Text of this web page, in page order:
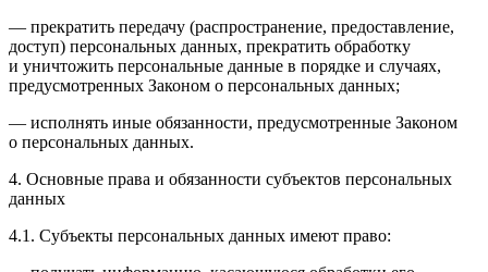
— прекратить передачу (распространение, предоставление,
доступ) персональных данных, прекратить обработку
и уничтожить персональные данные в порядке и случаях,
предусмотренных Законом о персональных данных;
— исполнять иные обязанности, предусмотренные Законом
о персональных данных.
4. Основные права и обязанности субъектов персональных
данных
4.1. Субъекты персональных данных имеют право: